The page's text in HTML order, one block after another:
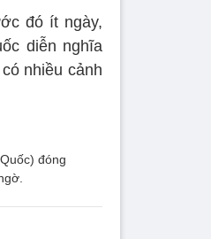
đó ít ngày,
diễn nghĩa
nhiều cảnh
đóng